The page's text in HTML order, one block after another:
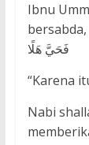
Ibnu
bersabda,
فَحَيَّ هَلًا
“Karena
Nabi